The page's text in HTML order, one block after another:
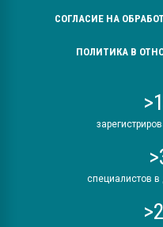
СОГЛАСИЕ НА
ПОЛИТИКА В
специалистов